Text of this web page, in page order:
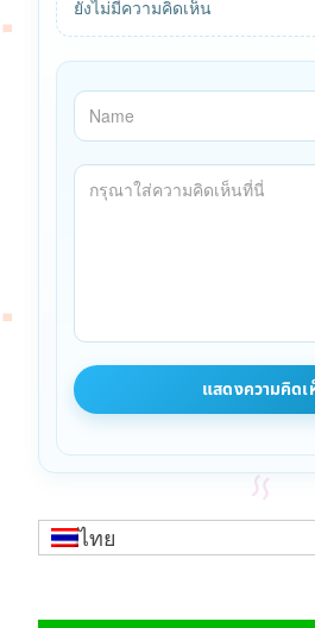
ยังไม่มีความคิดเห็น
ไทย